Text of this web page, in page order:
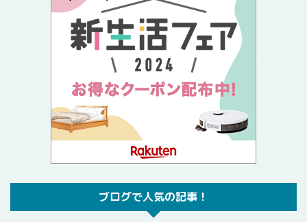
ブログで人気の記事！